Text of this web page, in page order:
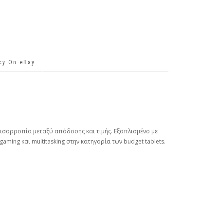
On eBay
μεταξύ απόδοσης και τιμής. Εξοπλισμένο με
και multitasking στην κατηγορία των budget tablets.